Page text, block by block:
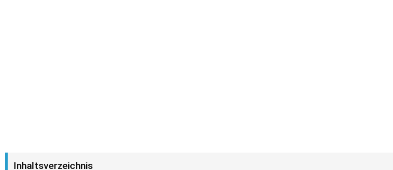
Inhaltsverzeichnis